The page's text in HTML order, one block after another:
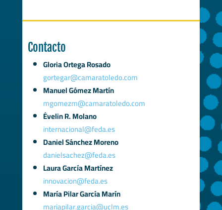
Contacto
Gloria Ortega Rosado
gortegar@camaratoledo.com
Manuel Gómez Martín
mgomezm@camaratoledo.com
Évelin R. Molano
internacional@feda.es
Daniel Sánchez Moreno
danielsachez@feda.es
Laura García Martínez
innovacion@feda.es
María Pilar García Marín
mariapilar.garcia@uclm.es